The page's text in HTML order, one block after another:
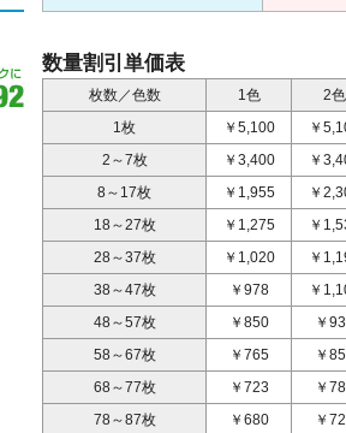
数量割引単価表
枚数／色数 1色
2色
1枚
￥5,100
￥
2～7枚
￥3,400
￥
8～17枚
￥1,955
￥
18～27枚
￥1,275
￥
28～37枚
￥1,020
￥
38～47枚
￥978
￥
48～57枚
￥850
￥
58～67枚
￥765
￥
68～77枚
￥723
￥
78～87枚
￥680 ￥